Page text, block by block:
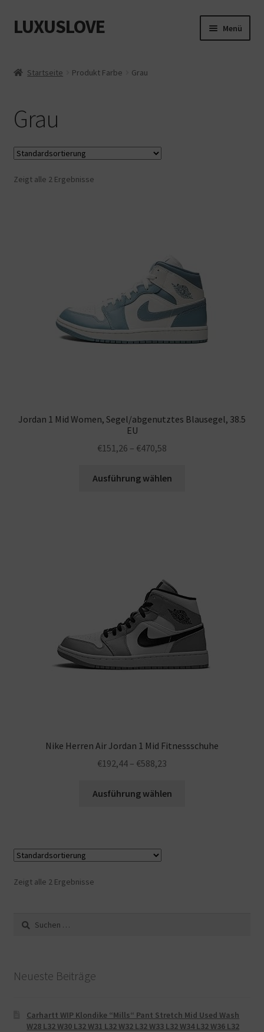
Zur
Navigation
Zum
Inhalt
LUXUSLOVE Menü
Datenschutz
Impressum
Kasse
Startseite Produkt Farbe Grau
Grau
Zeigt alle 2 Ergebnisse
Jordan 1 Mid Women, Segel/abgenutztes Blausegel, 38.5
EU
€151,26 – €470,58
Ausführung wählen
Nike Herren Air Jordan 1 Mid Fitnessschuhe
€192,44 – €588,23
Ausführung wählen
Zeigt alle 2 Ergebnisse
Suche
nach:
Neueste Beiträge
Carhartt WIP Klondike “Mills“ Pant Stretch Mid Used Wash
W28 L32 W30 L32 W31 L32 W32 L32 W33 L32 W34 L32 W36 L32